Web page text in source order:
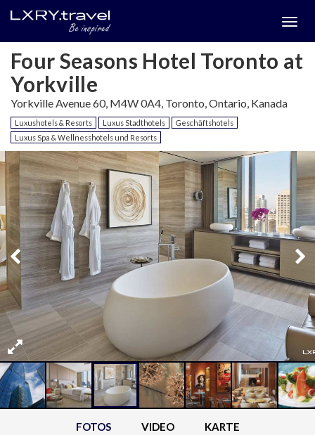
Four Seasons Hotel Toronto at
Yorkville
Yorkville Avenue 60, M4W 0A4, Toronto, Ontario, Kanada
Luxushotels & Resorts Luxus Stadthotels
Geschäftshotels
Luxus Spa & Wellnesshotels und Resorts
FOTOS VIDEO KARTE